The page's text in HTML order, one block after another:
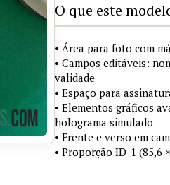
O que este
• Área para foto com
• Campos editáveis:
validade
• Espaço para
• Elementos gráficos
holograma simulado
• Frente e verso em
• Proporção ID-1 (85,6